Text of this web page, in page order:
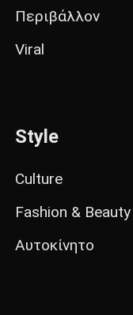
Περιβάλλον
Viral
Style
Culture
Fashion & Beauty
Αυτοκίνητο